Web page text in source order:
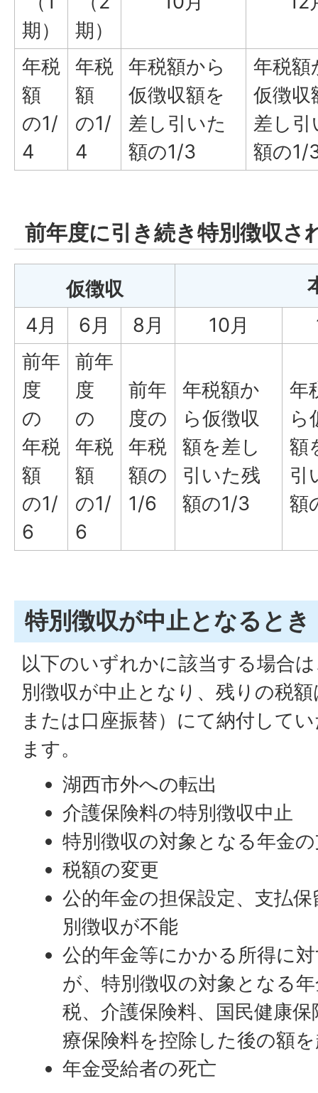
期）
期）
年税
額
の1/
4
年税
額
の1/
4
年税額から
仮徴収額を
差し引いた
額の1/3
年税額
仮徴収
差し引
額の1/
前年度に引き続き特別徴収さ
仮徴収
4月
6月 8月 10月
前年
度
の
年税
額
の1/
6
前年
度
の
年税
額
の1/
6
前年
度の
年税
額の
1/6
年税額か
ら仮徴収
額を差し
引いた残
額の1/3
年
ら
額
引
額
特別徴収が中止となるとき
以下のいずれかに該当する場合
別徴収が中止となり、残りの税
または口座振替）にて納付して
ます。
湖西市外への転出
介護保険料の特別徴収中止
特別徴収の対象となる年金
税額の変更
公的年金の担保設定、支払
別徴収が不能
公的年金等にかかる所得に
が、特別徴収の対象となる
税、介護保険料、国民健康
療保険料を控除した後の額
年金受給者の死亡